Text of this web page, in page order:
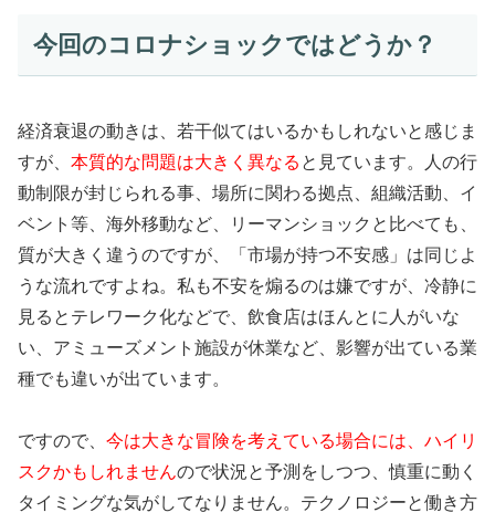
今回のコロナショックではどうか？
経済衰退の動きは、若干似てはいるかもしれないと感じま
すが、 本質的な問題は大きく異なる と見ています。人の行
動制限が封じられる事、場所に関わる拠点、組織活動、イ
ベント等、海外移動など、リーマンショックと比べても、
質が大きく違うのですが、「市場が持つ不安感」は同じよ
うな流れですよね。私も不安を煽るのは嫌ですが、冷静に
見るとテレワーク化などで、飲食店はほんとに人がいな
い、アミューズメント施設が休業など、影響が出ている業
種でも違いが出ています。
ですので、 今は大きな冒険を考えている場合には、ハイリ
スクかもしれませんので状況と予測をしつつ、慎重に動く
タイミングな気がしてなりません。テクノロジーと働き方